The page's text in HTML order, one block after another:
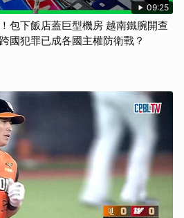
09:25
包下飯店蓋巨型機房 越南鐵腕開查
國犯罪已成各國主權防衛戰？